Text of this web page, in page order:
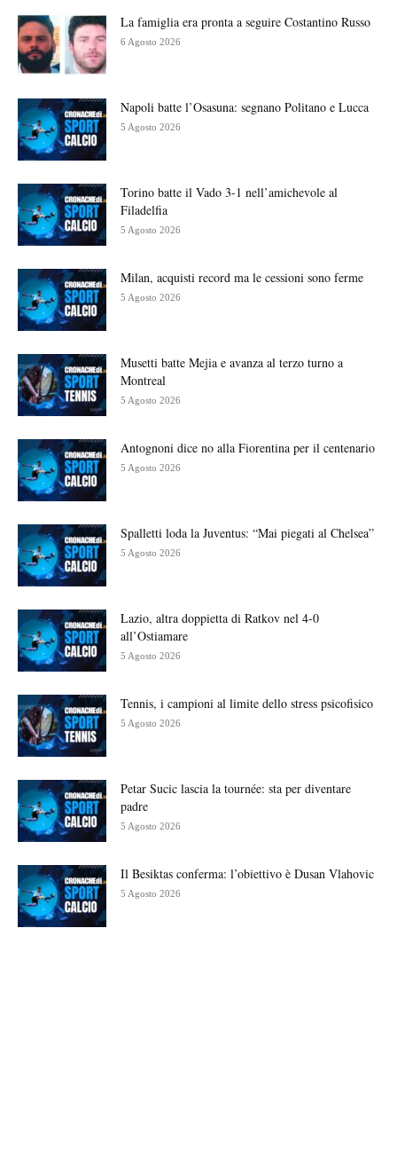
La famiglia era pronta a seguire Costantino Russo
6 Agosto 2026
Napoli batte l’Osasuna: segnano Politano e Lucca
5 Agosto 2026
Torino batte il Vado 3-1 nell’amichevole al
Filadelfia
5 Agosto 2026
Milan, acquisti record ma le cessioni sono ferme
5 Agosto 2026
Musetti batte Mejia e avanza al terzo turno a
Montreal
5 Agosto 2026
Antognoni dice no alla Fiorentina per il centenario
5 Agosto 2026
Spalletti loda la Juventus: “Mai piegati al Chelsea”
5 Agosto 2026
Lazio, altra doppietta di Ratkov nel 4-0
all’Ostiamare
5 Agosto 2026
Tennis, i campioni al limite dello stress psicofisico
5 Agosto 2026
Petar Sucic lascia la tournée: sta per diventare
padre
5 Agosto 2026
Il Besiktas conferma: l’obiettivo è Dusan Vlahovic
5 Agosto 2026